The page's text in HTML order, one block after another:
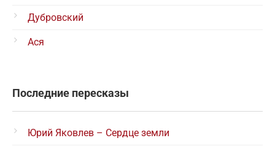
Дубровский
Ася
Последние пересказы
Юрий Яковлев – Сердце земли